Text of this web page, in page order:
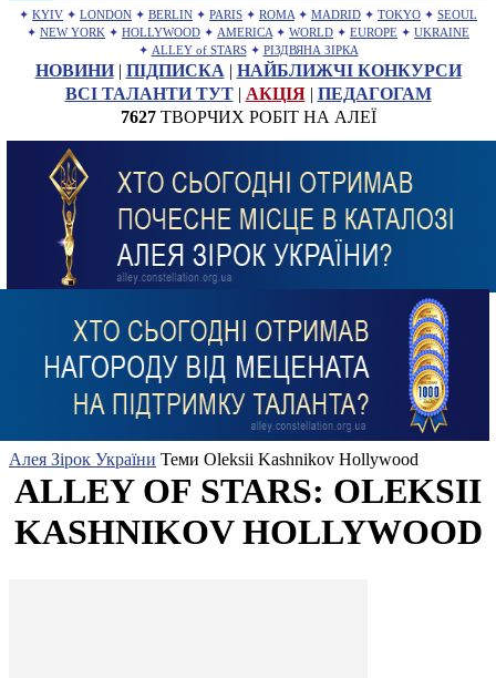
✦ KYIV ✦ LONDON ✦ BERLIN ✦ PARIS ✦ ROMA ✦ MADRID ✦ TOKYO ✦ SEOUL
✦ NEW YORK ✦ HOLLYWOOD ✦ AMERICA ✦ WORLD ✦ EUROPE ✦ UKRAINE
✦ ALLEY of STARS ✦ РІЗДВЯНА ЗІРКА
НОВИНИ| ПІДПИСКА | НАЙБЛИЖЧІ КОНКУРСИ
ВСІ ТАЛАНТИ ТУТ| АКЦІЯ| ПЕДАГОГАМ
7627ТВОРЧИХ РОБІТ НА АЛЕЇ
Алея Зірок України Теми Oleksii Kashnikov Hollywood
ALLEY OF STARS: OLEKSII
KASHNIKOV HOLLYWOOD